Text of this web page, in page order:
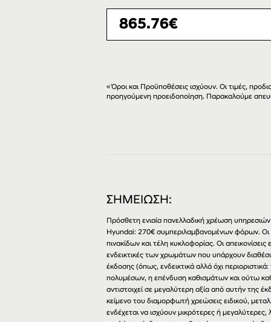
«Όροι και Προϋποθέσεις ισχύουν. Οι τιμές,
προηγούμενη προειδοποίηση. Παρακαλούμε
ΣΗΜΕΙΩΣΗ:
Πρόσθετη ενιαία πανελλαδική χρέωση
Hyundai: 270€ συμπεριλαμβανομένων φόρων.
πινακίδων και τέλη κυκλοφορίας. Οι
ενδεικτικές των χρωμάτων που υπάρχουν
έκδοσης (όπως, ενδεικτικά αλλά όχι
πολυμέσων, η επένδυση καθισμάτων και ούτω
αντιστοιχεί σε μεγαλύτερη αξία από αυτήν της
κείμενο του διαμορφωτή χρεώσεις ειδικού,
ενδέχεται να ισχύουν μικρότερες ή